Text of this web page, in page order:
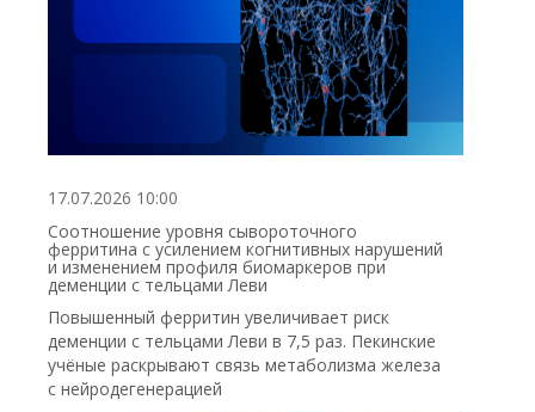
17.07.2026 10:00
Соотношение уровня сывороточного
ферритина с усилением когнитивных нарушений
и изменением профиля биомаркеров при
деменции с тельцами Леви
Повышенный ферритин увеличивает риск
деменции с тельцами Леви в 7,5 раз. Пекинские
учёные раскрывают связь метаболизма железа
с нейродегенерацией